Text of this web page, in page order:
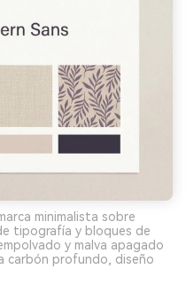
minimalista sobre
tipografía y bloques de
y malva apagado
carbón profundo, diseño